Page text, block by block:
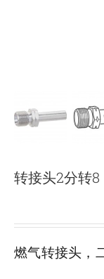
转接头2分转8
燃气转接头，